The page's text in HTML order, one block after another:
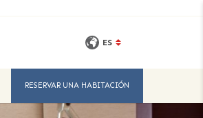
ES
RESERVAR UNA HABITACIÓN